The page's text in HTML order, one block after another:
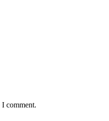
comment.